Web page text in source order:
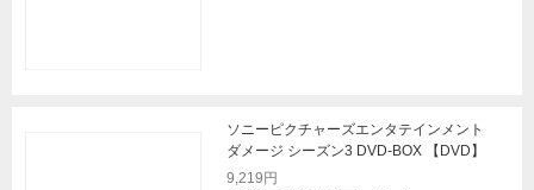
ソニーピクチャーズエンタテインメント
ダメージ シーズン3 DVD‐BOX 【DVD】
9,219円